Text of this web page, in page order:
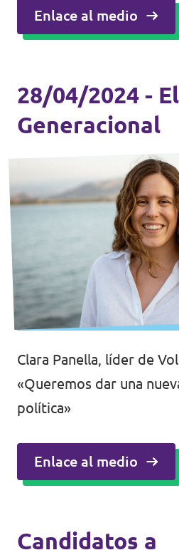
Volt Europa
con más de 20.000
La tienda de
Volt
Enlace al medio
28/04/2024 - El
Generacional
Clara Panella, líder de
«Queremos dar una
política»
Enlace al medio
Candidatos a